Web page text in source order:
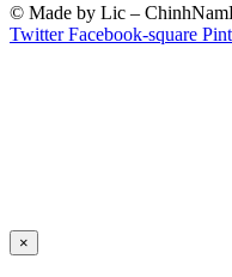
© Made by Lic –
Twitter Facebook-square
×